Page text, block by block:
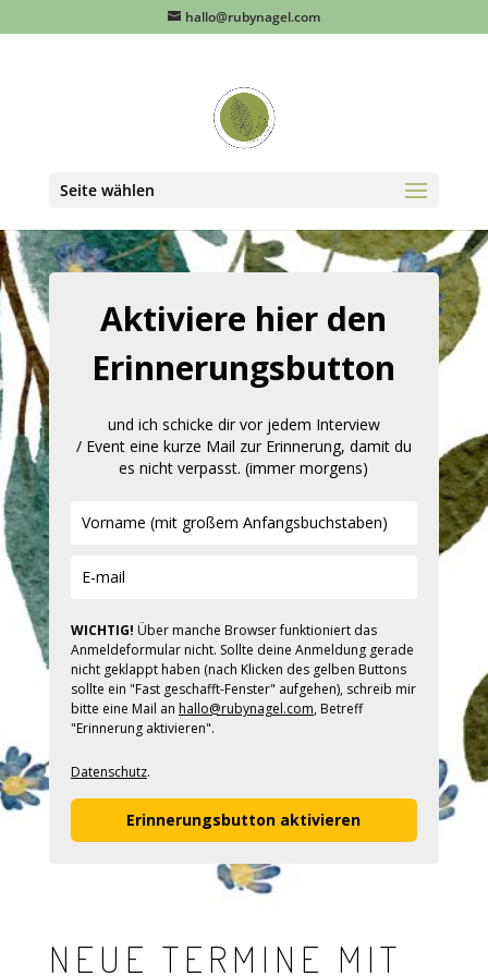
hallo@rubynagel.com
Seite wählen
Aktiviere hier den
Erinnerungsbutton
und ich schicke dir vor jedem Interview
/ Event eine kurze Mail zur Erinnerung, damit du
es nicht verpasst. (immer morgens)
WICHTIG! Über manche Browser funktioniert das
Anmeldeformular nicht. Sollte deine Anmeldung gerade
nicht geklappt haben (nach Klicken des gelben Buttons
sollte ein "Fast geschafft-Fenster" aufgehen), schreib mir
bitte eine Mail an hallo@rubynagel.com, Betreff
"Erinnerung aktivieren".
Datenschutz.
Erinnerungsbutton aktivieren
NEUE TERMINE MIT